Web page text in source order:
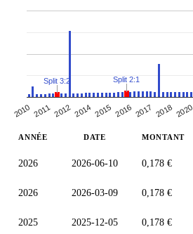
2010 2011 2012 2014 2015 2016 2017 2018 2020
Split 3:2 Split 2:1
ANNÉE DATE MONTANT
2026 2026-06-10 0,178 €
2026 2026-03-09 0,178 €
2025 2025-12-05 0,178 €